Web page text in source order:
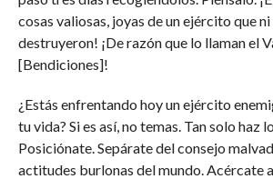
cosas valiosas, joyas de un ejército que
destruyeron! ¡De razón que lo llaman el
[Bendiciones]!
¿Estás enfrentando hoy un ejército
tu vida? Si es así, no temas. Tan solo haz
Posiciónate. Sepárate del consejo
actitudes burlonas del mundo. Acércate